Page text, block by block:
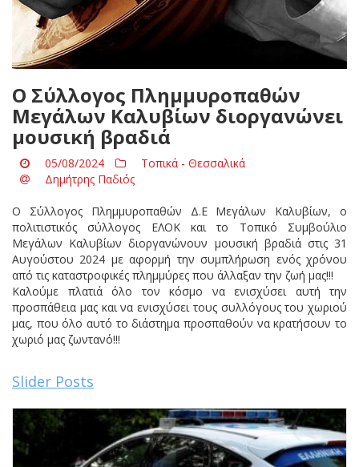
Ο Σύλλογος Πλημμυροπαθών
Μεγάλων Καλυβίων διοργανώνει
μουσική βραδιά
05/08/2024
Τοπικά - Θεσσαλικά
Δημήτρης Παδιός
Ο Σύλλογος Πλημμυροπαθών Δ.Ε Μεγάλων Καλυβίων, ο
πολιτιστικός σύλλογος ΕΛΟΚ και το Τοπικό Συμβούλιο
Μεγάλων Καλυβίων διοργανώνουν μουσική βραδιά στις 31
Αυγούστου 2024 με αφορμή την συμπλήρωση ενός χρόνου
από τις καταστροφικές πλημμύρες που άλλαξαν την ζωή μας!!!
Καλούμε πλατιά όλο τον κόσμο να ενισχύσει αυτή την
προσπάθεια μας και να ενισχύσει τους συλλόγους του χωριού
μας, που όλο αυτό το διάστημα προσπαθούν να κρατήσουν το
χωριό μας ζωντανό!!!
Slider Posts